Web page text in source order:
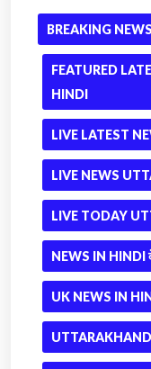
BREAKING
FEATURED
HINDI
LIVE LATEST
LIVE NEWS
LIVE TODAY
NEWS IN HINDI
UK NEWS IN